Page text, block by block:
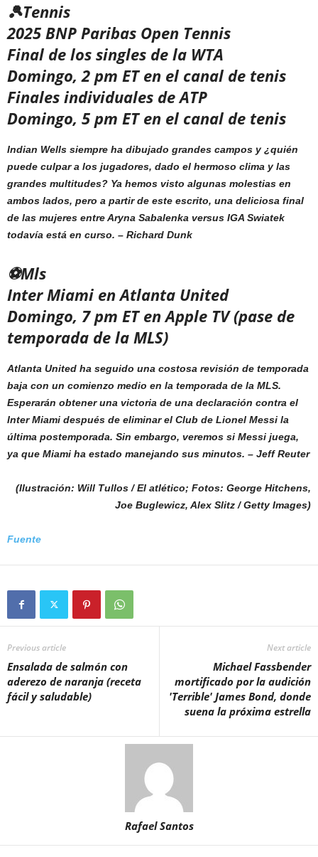
🎾Tennis
2025 BNP Paribas Open Tennis
Final de los singles de la WTA
Domingo, 2 pm ET en el canal de tenis
Finales individuales de ATP
Domingo, 5 pm ET en el canal de tenis
Indian Wells siempre ha dibujado grandes campos y ¿quién
puede culpar a los jugadores, dado el hermoso clima y las
grandes multitudes? Ya hemos visto algunas molestias en
ambos lados, pero a partir de este escrito, una deliciosa final
de las mujeres entre Aryna Sabalenka versus IGA Swiatek
todavía está en curso. – Richard Dunk
⚽Mls
Inter Miami en Atlanta United
Domingo, 7 pm ET en Apple TV (pase de
temporada de la MLS)
Atlanta United ha seguido una costosa revisión de temporada
baja con un comienzo medio en la temporada de la MLS.
Esperarán obtener una victoria de una declaración contra el
Inter Miami después de eliminar el Club de Lionel Messi la
última postemporada. Sin embargo, veremos si Messi juega,
ya que Miami ha estado manejando sus minutos. – Jeff Reuter
(Ilustración: Will Tullos /El atlético; Fotos: George Hitchens,
Joe Buglewicz, Alex Slitz / Getty Images)
Fuente
Previous article
Ensalada de salmón con
aderezo de naranja (receta
fácil y saludable)
Next article
Michael Fassbender
mortificado por la audición
'Terrible' James Bond, donde
suena la próxima estrella
Rafael Santos